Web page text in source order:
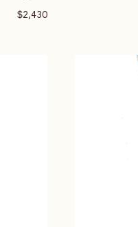
$2,430